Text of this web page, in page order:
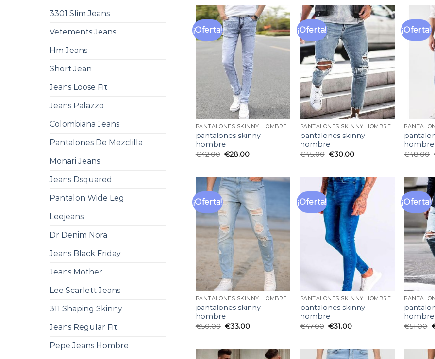
3301 Slim Jeans
Vetements Jeans
Hm Jeans
Short Jean
Jeans Loose Fit
Jeans Palazzo
Colombiana Jeans
Pantalones De Mezclilla
Monari Jeans
Jeans Dsquared
Pantalon Wide Leg
Leejeans
Dr Denim Nora
Jeans Black Friday
Jeans Mother
Lee Scarlett Jeans
311 Shaping Skinny
Jeans Regular Fit
Pepe Jeans Hombre
¡Oferta!
Añadir
a la
lista
PANTALONES SKINNY HOMBRE
pantalones skinny
hombre
€42.00 €28.00
¡Oferta!
Añadir
lista
de
deseos
PANTALONES SKINNY HOMBRE
pantalones skinny
hombre
€45.00 €30.00
¡Oferta!
hombre
€48.00
¡Oferta!
lista
de
deseos
PANTALONES SKINNY HOMBRE
pantalones skinny
hombre
€50.00 €33.00
¡Oferta!
PANTALONES SKINNY HOMBRE
pantalones skinny
hombre
€47.00 €31.00
¡Oferta!
hombre
€51.00